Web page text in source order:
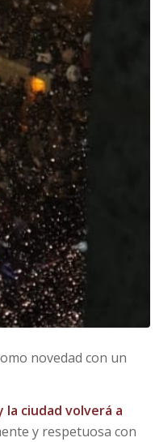
novedad con un
la ciudad volverá a
y respetuosa con